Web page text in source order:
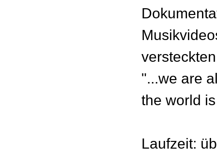
"...we are
the world
Laufzeit: